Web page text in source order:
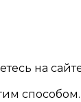
на
способом.